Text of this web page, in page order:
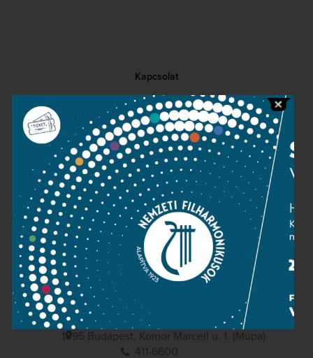
Kapcsolat
Közérdekű adatok
Sajtószoba
Adatvédelem
Impresszum
NEMZETI
FILHARMONIKUSOK
1095 Budapest, Komor Marcell u. 1. (Müpa)
411-6600